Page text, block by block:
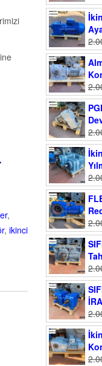
,
, ikinci